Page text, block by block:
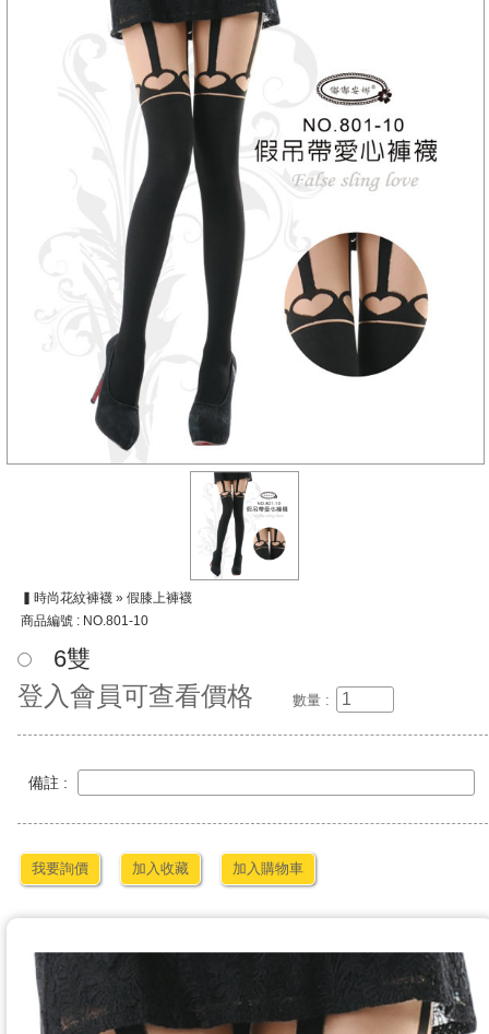
▍時尚花紋褲襪 » 假膝上褲襪
商品編號 : NO.801-10
6雙
登入會員可查看價格 數量 :
備註 :
我要詢價 加入收藏 加入購物車